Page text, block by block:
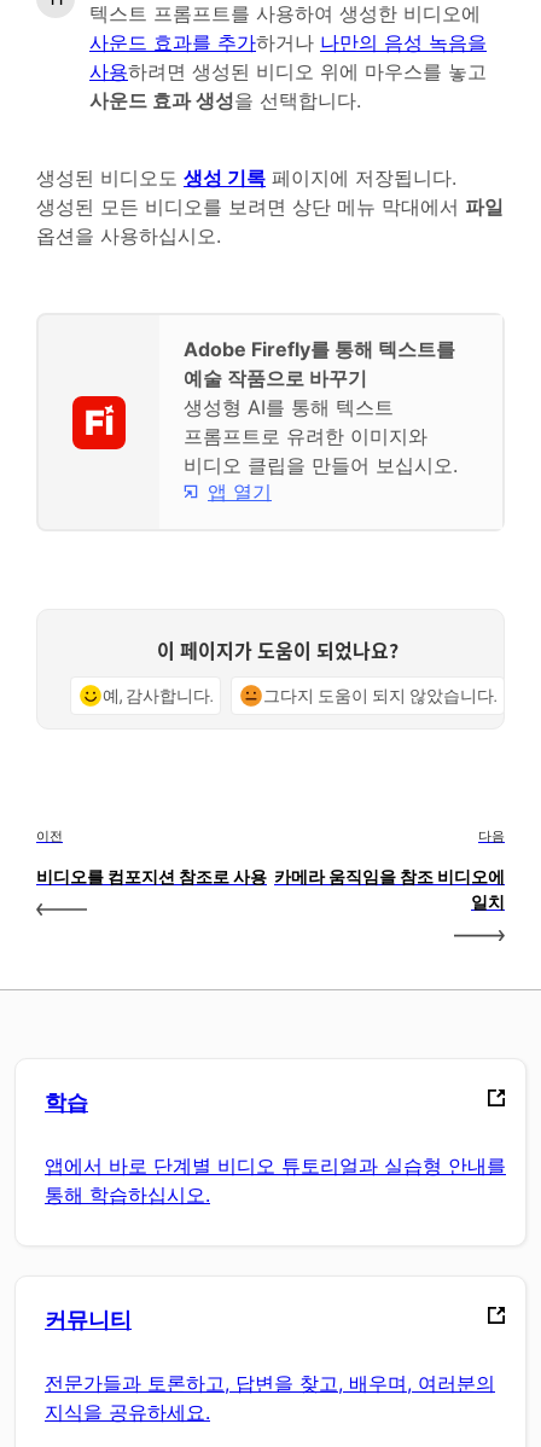
텍스트 프롬프트를 사용하여 생성한 비디오에
사운드 효과를 추가하거나 나만의 음성 녹음을
사용하려면 생성된 비디오 위에 마우스를 놓고
사운드 효과 생성을 선택합니다.
생성된 비디오도 생성 기록 페이지에 저장됩니다.
생성된 모든 비디오를 보려면 상단 메뉴 막대에서 파일
옵션을 사용하십시오.
Adobe Firefly를 통해 텍스트를
예술 작품으로 바꾸기
생성형 AI를 통해 텍스트
프롬프트로 유려한 이미지와
비디오 클립을 만들어 보십시오.
앱 열기
이 페이지가 도움이 되었나요?
예, 감사합니다. 그다지 도움이 되지 않았습니다.
이전
비디오를 컴포지션 참조로 사용
다음
카메라 움직임을 참조 비디오에
일치
학습
앱에서 바로 단계별 비디오 튜토리얼과 실습형 안내를
통해 학습하십시오.
커뮤니티
전문가들과 토론하고, 답변을 찾고, 배우며, 여러분의
지식을 공유하세요.